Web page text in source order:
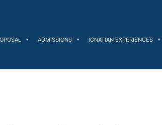
ADMISSIONS IGNATIAN EXPERIENCES